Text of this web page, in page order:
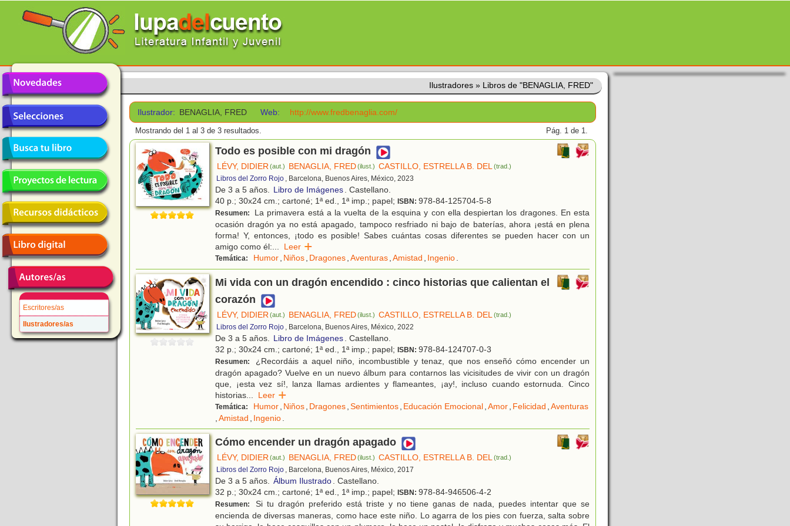
Escritores/as
Ilustradores/as
Ilustradores » Libros de "BENAGLIA, FRED"
Ilustrador: BENAGLIA, FRED Web: http://www.fredbenaglia.com/
Mostrando del 1 al 3 de 3 resultados. Pág. 1 de 1.
Todo es posible con mi dragón
LÉVY, DIDIER(aut.) BENAGLIA, FRED(ilust.) CASTILLO, ESTRELLA B. DEL (trad.)
Libros del Zorro Rojo , Barcelona, Buenos Aires, México, 2023
De 3 a 5 años. Libro de Imágenes. Castellano.
40 p.; 30x24 cm.; cartoné; 1ª ed., 1ª imp.; papel; ISBN: 978-84-125704-5-8
Resumen:
La primavera está a la vuelta de la esquina y con ella despiertan los dragones. En esta
ocasión dragón ya no está apagado, tampoco resfriado ni bajo de baterías, ahora ¡está en plena
forma! Y, entonces, ¡todo es posible! Sabes cuántas cosas diferentes se pueden hacer con un
amigo como él:... Leer
Temática: Humor, Niños, Dragones,Aventuras,Amistad , Ingenio.
Mi vida con un dragón encendido : cinco historias que calientan el
corazón
LÉVY, DIDIER(aut.) BENAGLIA, FRED(ilust.) CASTILLO, ESTRELLA B. DEL (trad.)
Libros del Zorro Rojo , Barcelona, Buenos Aires, México, 2022
De 3 a 5 años. Libro de Imágenes. Castellano.
32 p.; 30x24 cm.; cartoné; 1ª ed., 1ª imp.; papel; ISBN: 978-84-124707-0-3
Resumen:
¿Recordáis a aquel niño, incombustible y tenaz, que nos enseñó cómo encender un
dragón apagado? Vuelve en un nuevo álbum para contarnos las vicisitudes de vivir con un dragón
que, ¡esta vez sí!, lanza llamas ardientes y flameantes, ¡ay!, incluso cuando estornuda. Cinco
historias... Leer
Temática: Humor, Niños, Dragones,Sentimientos, Educación Emocional,Amor, Felicidad ,Aventuras
,Amistad , Ingenio.
Cómo encender un dragón apagado
LÉVY, DIDIER(aut.) BENAGLIA, FRED(ilust.) CASTILLO, ESTRELLA B. DEL (trad.)
Libros del Zorro Rojo , Barcelona, Buenos Aires, México, 2017
De 3 a 5 años. Álbum Ilustrado. Castellano.
32 p.; 30x24 cm.; cartoné; 1ª ed., 1ª imp.; papel; ISBN: 978-84-946506-4-2
Resumen:
Si tu dragón preferido está triste y no tiene ganas de nada, puedes intentar que se
encienda de diversas maneras, como hace este niño. Lo agarra de los pies con fuerza, salta sobre